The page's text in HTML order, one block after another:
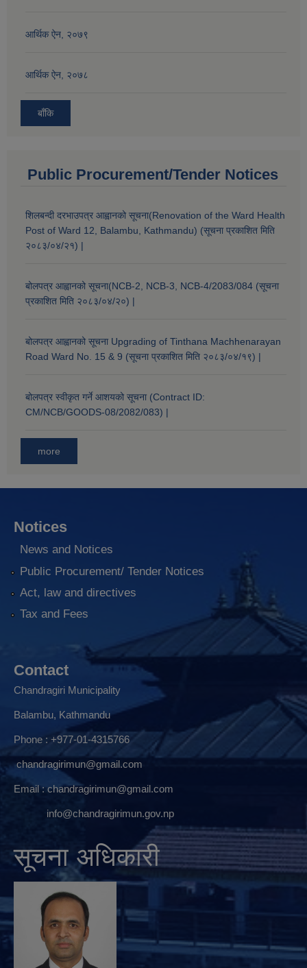
आर्थिक ऐन, २०७९
आर्थिक ऐन, २०७८
बाँकि
Public Procurement/Tender Notices
शिलबन्दी दरभाउपत्र आह्वानको सूचना(Renovation of the Ward Health
Post of Ward 12, Balambu, Kathmandu) (सूचना प्रकाशित मिति
२०८३/०४/२१) |
बोलपत्र आह्वानको सूचना(NCB-2, NCB-3, NCB-4/2083/084 (सूचना
प्रकाशित मिति २०८३/०४/२०) |
बोलपत्र आह्वानको सूचना Upgrading of Tinthana Machhenarayan
Road Ward No. 15 & 9 (सूचना प्रकाशित मिति २०८३/०४/१९) |
बोलपत्र स्वीकृत गर्ने आशयको सूचना (Contract ID:
CM/NCB/GOODS-08/2082/083) |
more
Notices
News and Notices
Public Procurement/ Tender Notices
Act, law and directives
Tax and Fees
Contact
Chandragiri Municipality
Balambu, Kathmandu
Phone : +977-01-4315766
chandragirimun@gmail.com
Email :chandragirimun@gmail.com
info@chandragirimun.gov.np
सूचना अधिकारी